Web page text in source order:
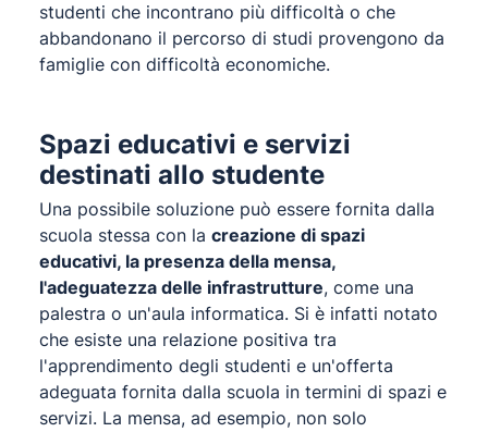
studenti che incontrano più difficoltà o che
abbandonano il percorso di studi provengono da
famiglie con difficoltà economiche.
Spazi educativi e servizi
destinati allo studente
Una possibile soluzione può essere fornita dalla
scuola stessa con la creazione di spazi
educativi, la presenza della mensa,
l'adeguatezza delle infrastrutture, come una
palestra o un'aula informatica. Si è infatti notato
che esiste una relazione positiva tra
l'apprendimento degli studenti e un'offerta
adeguata fornita dalla scuola in termini di spazi e
servizi. La mensa, ad esempio, non solo